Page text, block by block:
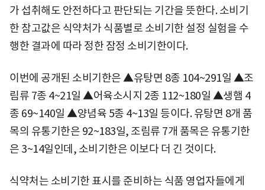
가 섭취해도 안전하다고 판단되는 기간을 뜻한다. 소비기
한 참고값은 식약처가 식품별로 소비기한 설정 실험을 수
행한 결과에 따라 정한 잠정 소비기한이다.
이번에 공개된 소비기한은 ▲유탕면 8종 104~291일 ▲조
림류 7종 4~21일 ▲어육소시지 2종 112~180일 ▲생햄 4
종 69~140일 ▲양념육 5종 4~13일 등이다. 유탕면 8개 품
목의 유통기한은 92~183일, 조림류 7개 품목은 유통기한
은 3~14일인데, 소비기한은 이보다 더 긴 것이다.
식약처는 소비기한 표시를 준비하는 식품 영업자들에게